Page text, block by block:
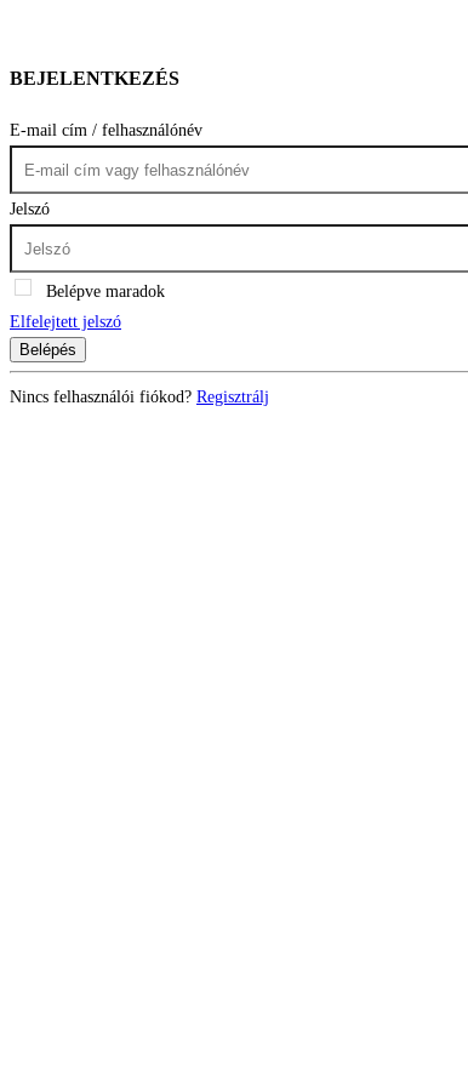
BEJELENTKEZÉS
E-mail cím / felhasználónév
Jelszó
Belépve maradok
Elfelejtett jelszó
Belépés
Nincs felhasználói fiókod? Regisztrálj